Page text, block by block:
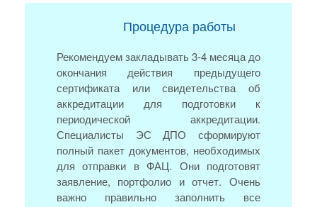
Процедура работы
Рекомендуем закладывать 3-4 месяца до
окончания действия предыдущего
сертификата или свидетельства об
аккредитации для подготовки к
периодической аккредитации.
Специалисты ЭС ДПО сформируют
полный пакет документов, необходимых
для отправки в ФАЦ. Они подготовят
заявление, портфолио и отчет. Очень
важно правильно заполнить все